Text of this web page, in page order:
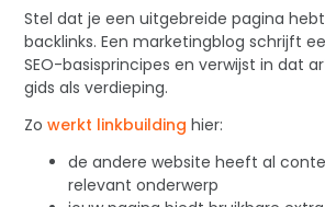
Stel dat je een uitgebreide pagina
backlinks. Een marketingblog schrijft
SEO-basisprincipes en verwijst in dat
gids als verdieping.
Zowerkt linkbuilding hier:
de andere website heeft al
relevant onderwerp